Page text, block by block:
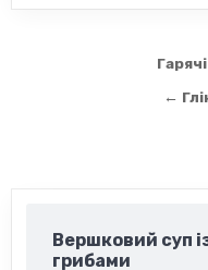
Навігація
←
Вершковий суп
грибами